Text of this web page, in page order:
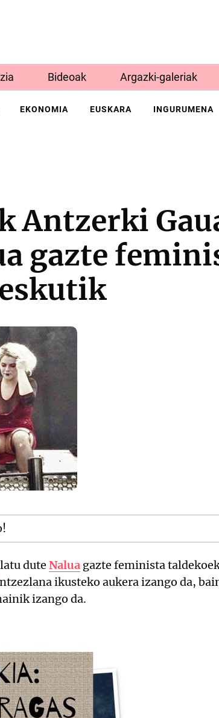
Bideoak Argazki-galeriak
EKONOMIA EUSKARA INGURUMENA
Antzerki
gazte
dute Nalua gazte feminista
ikusteko aukera izango da,
izango da.